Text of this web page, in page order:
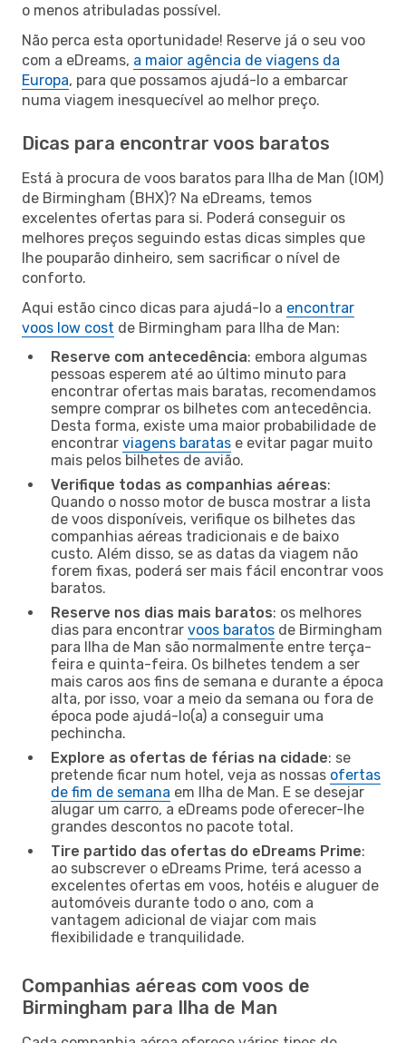
o menos atribuladas possível.
Não perca esta oportunidade! Reserve já o seu voo
com a eDreams, a maior agência de viagens da
Europa, para que possamos ajudá-lo a embarcar
numa viagem inesquecível ao melhor preço.
Dicas para encontrar voos baratos
Está à procura de voos baratos para Ilha de Man (IOM)
de Birmingham (BHX)? Na eDreams, temos
excelentes ofertas para si. Poderá conseguir os
melhores preços seguindo estas dicas simples que
lhe pouparão dinheiro, sem sacrificar o nível de
conforto.
Aqui estão cinco dicas para ajudá-lo a encontrar
voos low cost de Birmingham para Ilha de Man:
Reserve com antecedência: embora algumas
pessoas esperem até ao último minuto para
encontrar ofertas mais baratas, recomendamos
sempre comprar os bilhetes com antecedência.
Desta forma, existe uma maior probabilidade de
encontrar viagens baratas e evitar pagar muito
mais pelos bilhetes de avião.
Verifique todas as companhias aéreas:
Quando o nosso motor de busca mostrar a lista
de voos disponíveis, verifique os bilhetes das
companhias aéreas tradicionais e de baixo
custo. Além disso, se as datas da viagem não
forem fixas, poderá ser mais fácil encontrar voos
baratos.
Reserve nos dias mais baratos: os melhores
dias para encontrar voos baratos de Birmingham
para Ilha de Man são normalmente entre terça-
feira e quinta-feira. Os bilhetes tendem a ser
mais caros aos fins de semana e durante a época
alta, por isso, voar a meio da semana ou fora de
época pode ajudá-lo(a) a conseguir uma
pechincha.
Explore as ofertas de férias na cidade: se
pretende ficar num hotel, veja as nossas ofertas
de fim de semana em Ilha de Man. E se desejar
alugar um carro, a eDreams pode oferecer-lhe
grandes descontos no pacote total.
Tire partido das ofertas do eDreams Prime:
ao subscrever o eDreams Prime, terá acesso a
excelentes ofertas em voos, hotéis e aluguer de
automóveis durante todo o ano, com a
vantagem adicional de viajar com mais
flexibilidade e tranquilidade.
Companhias aéreas com voos de
Birmingham para Ilha de Man